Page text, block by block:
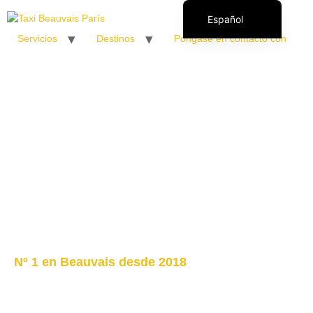
Servicios Destinos Póngase en contacto con
Nº 1 en Beauvais desde 2018
Español
Français